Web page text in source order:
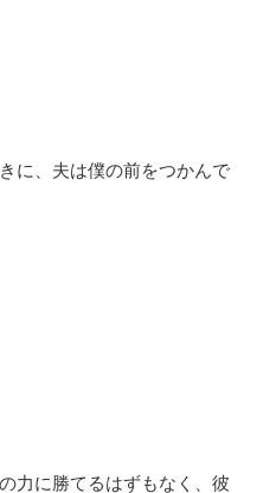
に、夫は僕の前をつかんで
力に勝てるはずもなく、彼